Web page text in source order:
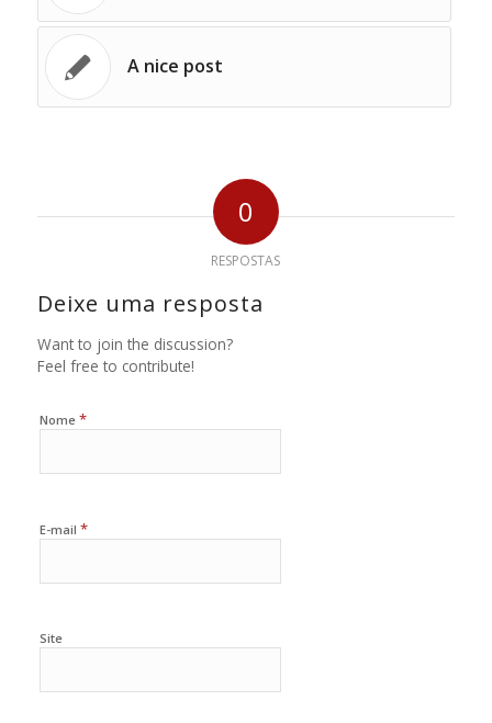
A nice post
0
RESPOSTAS
Deixe uma resposta
Want to join the discussion?
Feel free to contribute!
Nome *
E-mail *
Site